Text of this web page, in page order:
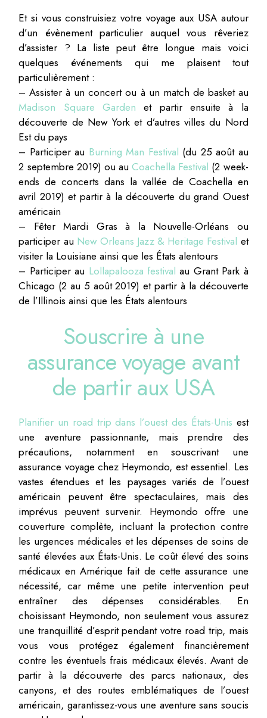
Et si vous construisiez votre voyage aux USA autour
d’un évènement particulier auquel vous rêveriez
d’assister ? La liste peut être longue mais voici
quelques événements qui me plaisent tout
particulièrement :
– Assister à un concert ou à un match de basket au
Madison Square Garden et partir ensuite à la
découverte de New York et d’autres villes du Nord
Est du pays
– Participer au Burning Man Festival (du 25 août au
2 septembre 2019) ou auCoachella Festival (2 week-
ends de concerts dans la vallée de Coachella en
avril 2019) et partir à la découverte du grand Ouest
américain
– Fêter Mardi Gras à la Nouvelle-Orléans ou
participer au New Orleans Jazz & Heritage Festival et
visiter la Louisiane ainsi que les États alentours
– Participer au Lollapalooza festival au Grant Park à
Chicago (2 au 5 août 2019) et partir à la découverte
de l’Illinois ainsi que les États alentours
Souscrire à une
assurance voyage avant
de partir aux USA
Planifier un road trip dans l’ouest des États-Unis est
une aventure passionnante, mais prendre des
précautions, notamment en souscrivant une
assurance voyage chez Heymondo, est essentiel. Les
vastes étendues et les paysages variés de l’ouest
américain peuvent être spectaculaires, mais des
imprévus peuvent survenir. Heymondo offre une
couverture complète, incluant la protection contre
les urgences médicales et les dépenses de soins de
santé élevées aux États-Unis. Le coût élevé des soins
médicaux en Amérique fait de cette assurance une
nécessité, car même une petite intervention peut
entraîner des dépenses considérables. En
choisissant Heymondo, non seulement vous assurez
une tranquillité d’esprit pendant votre road trip, mais
vous vous protégez également financièrement
contre les éventuels frais médicaux élevés. Avant de
partir à la découverte des parcs nationaux, des
canyons, et des routes emblématiques de l’ouest
américain, garantissez-vous une aventure sans soucis